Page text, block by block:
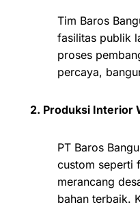
Tim Baros
fasilitas publik
proses
percaya,
2. Produksi Interior
PT Baros
custom seperti
merancang
bahan terbaik.